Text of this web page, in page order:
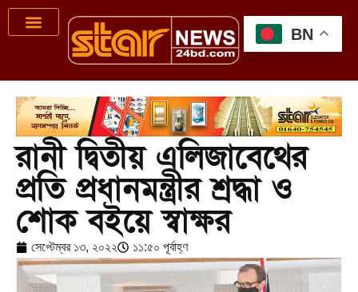
রানী দ্বিতীয় এলিজাবেথের
প্রতি প্রধানমন্ত্রীর শ্রদ্ধা ও
শোক বইয়ে স্বাক্ষর
সেপ্টেম্বর ১৩, ২০২২ ১১:৫০ পূর্বাহ্ণ
BN